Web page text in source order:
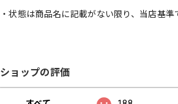
・状態は商品名に記載がない限り、当店基準
ショップの評価